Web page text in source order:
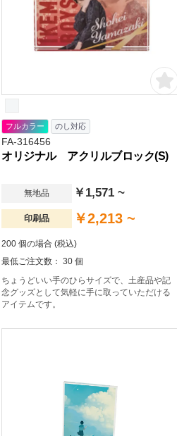
フルカラー のし対応
FA-316456
オリジナル アクリルブロック(S)
無地品 ￥1,571 ~
印刷品 ￥2,213 ~
200 個の場合 (税込)
最低ご注文数： 30 個
ちょうどいい手のひらサイズで、土産品や記
念グッズとして気軽に手に取っていただける
アイテムです。